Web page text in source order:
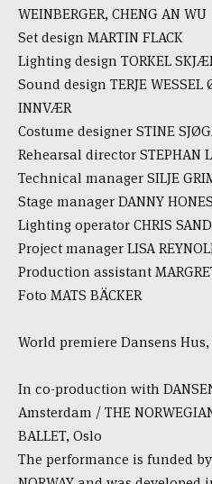
WEINBERGER, CHENG AN WU
Set design MARTIN FLACK
Lighting design TORKEL
Sound design TERJE WESSEL
INNVÆR
Costume designer STINE
Rehearsal director STEPHAN
Technical manager SILJE
Stage manager DANNY HONES
Lighting operator CHRIS
Project manager LISA
Production assistant
Foto MATS BÄCKER
World premiere Dansens Hus,
In co-production with
Amsterdam / THE
BALLET, Oslo
The performance is funded by